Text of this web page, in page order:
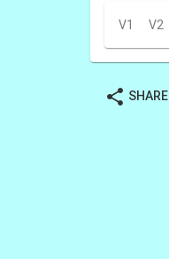
V1 V2
share SHARE